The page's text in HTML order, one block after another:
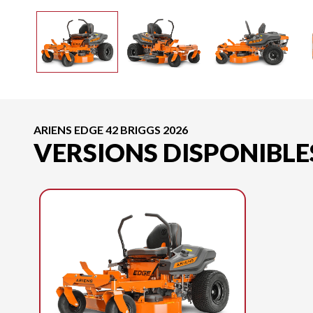
ARIENS EDGE 42 BRIGGS 2026
VERSIONS